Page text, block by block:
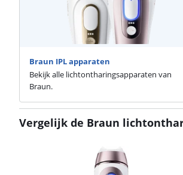
Braun IPL apparaten
Bekijk alle lichtontharingsapparaten van
Braun.
Vergelijk de Braun